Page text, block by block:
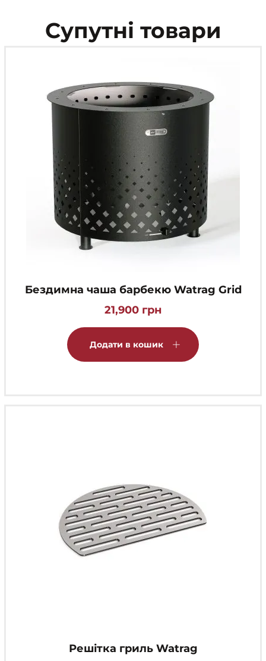
Супутні товари
Бездимна чаша барбекю Watrag Grid
21,900 грн
Додати в кошик
Решітка гриль Watrag